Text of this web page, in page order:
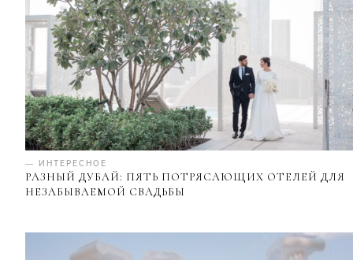
— ИНТЕРЕСНОЕ
РАЗНЫЙ ДУБАЙ: ПЯТЬ ПОТРЯСАЮЩИХ ОТЕЛЕЙ ДЛЯ
НЕЗАБЫВАЕМОЙ СВАДЬБЫ